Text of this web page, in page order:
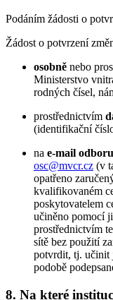
Podáním žádosti o
Žádost o potvrzení
osobně nebo
Ministerstvo
rodných čísel,
prostřednictvím
(identifikační
na e-mail
osc@mvcr.cz (v
opatřeno
kvalifikovaném
poskytovatelem
učiněno pomocí
prostřednictvím
sítě bez použití
potvrdit, tj. učinit
podobě
8. Na které